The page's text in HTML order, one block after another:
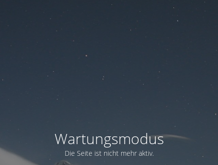
Wartungsmodus
Die Seite ist nicht mehr aktiv.